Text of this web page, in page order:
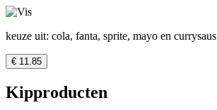
keuze uit: cola, fanta, sprite, mayo en currysaus
€ 11.85
Kipproducten